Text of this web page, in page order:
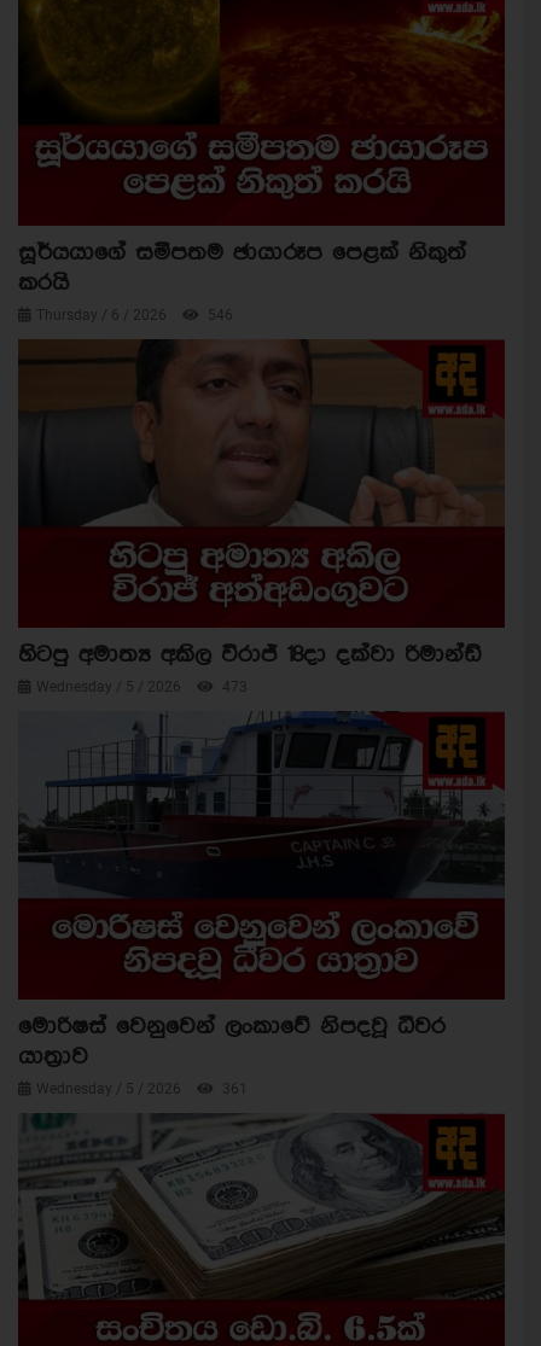
සූර්යයාගේ සමීපතම ඡායාරූප පෙළක් නිකුත්
කරයි
Thursday / 6 / 2026 546
හිටපු අමාත්‍ය අකිල විරාජ් 18දා දක්වා රිමාන්ඩ්
Wednesday / 5 / 2026 473
මොරිෂස් වෙනුවෙන් ලංකාවේ නිපදවූ ධීවර
යාත්‍රාව
Wednesday / 5 / 2026 361